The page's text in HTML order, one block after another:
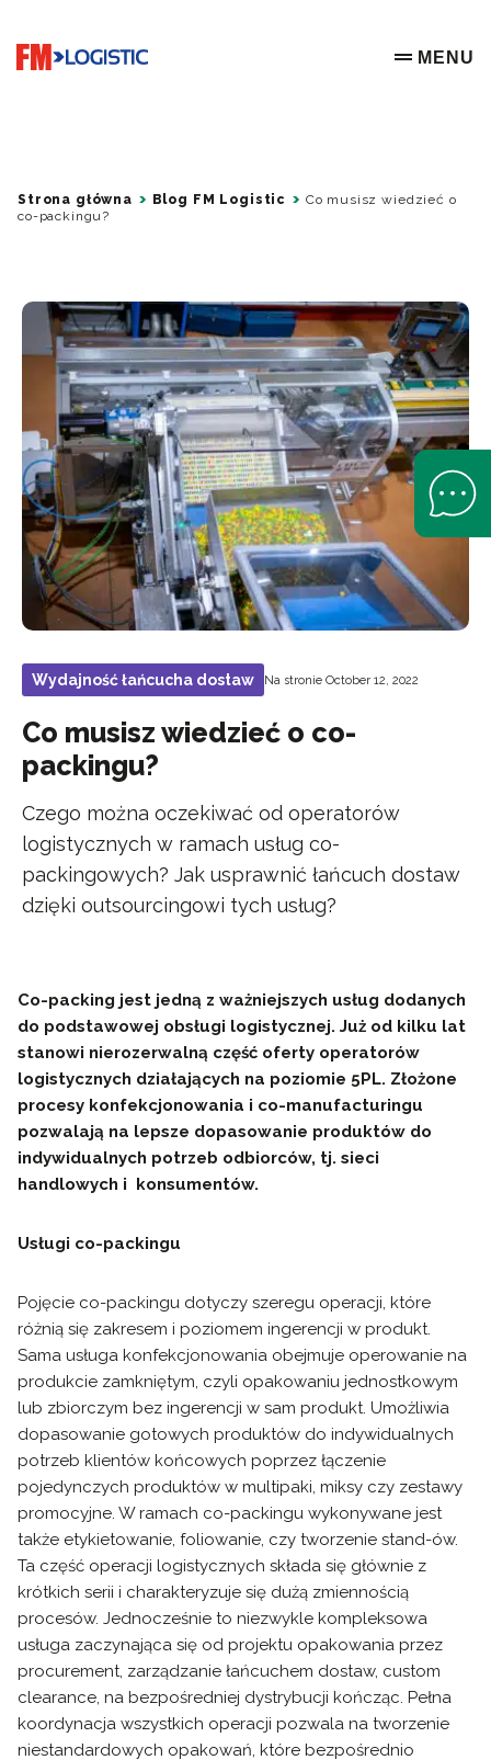
Go to home page
OPEN
MENU
Strona główna Blog FM Logistic
Co musisz wiedzieć o
co-packingu?
Wydajność łańcucha dostaw Na stronie October 12, 2022
Co musisz wiedzieć o co-
packingu?
Czego można oczekiwać od operatorów
logistycznych w ramach usług co-
packingowych? Jak usprawnić łańcuch dostaw
dzięki outsourcingowi tych usług?
Co-packing jest jedną z ważniejszych usług dodanych
do podstawowej obsługi logistycznej. Już od kilku lat
stanowi nierozerwalną część oferty operatorów
logistycznych działających na poziomie 5PL. Złożone
procesy konfekcjonowania i co-manufacturingu
pozwalają na lepsze dopasowanie produktów do
indywidualnych potrzeb odbiorców, tj. sieci
handlowych i konsumentów.
Usługi co-packingu
Pojęcie co-packingu dotyczy szeregu operacji, które
różnią się zakresem i poziomem ingerencji w produkt.
Sama usługa konfekcjonowania obejmuje operowanie na
produkcie zamkniętym, czyli opakowaniu jednostkowym
lub zbiorczym bez ingerencji w sam produkt. Umożliwia
dopasowanie gotowych produktów do indywidualnych
potrzeb klientów końcowych poprzez łączenie
pojedynczych produktów w multipaki, miksy czy zestawy
promocyjne. W ramach co-packingu wykonywane jest
także etykietowanie, foliowanie, czy tworzenie stand-ów.
Ta część operacji logistycznych składa się głównie z
krótkich serii i charakteryzuje się dużą zmiennością
procesów. Jednocześnie to niezwykle kompleksowa
usługa zaczynająca się od projektu opakowania przez
procurement, zarządzanie łańcuchem dostaw, custom
clearance, na bezpośredniej dystrybucji kończąc. Pełna
koordynacja wszystkich operacji pozwala na tworzenie
niestandardowych opakowań, które bezpośrednio
Open